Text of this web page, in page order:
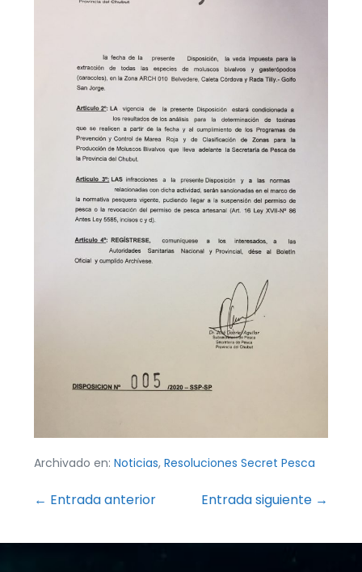
Archivado en: Noticias, Resoluciones Secret Pesca
Navegación
entradas
← Entrada anterior Entrada siguiente →